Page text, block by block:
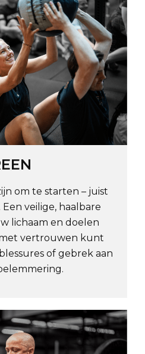
om te starten – juist
veilige, haalbare
lichaam en doelen
vertrouwen kunt
of gebrek aan